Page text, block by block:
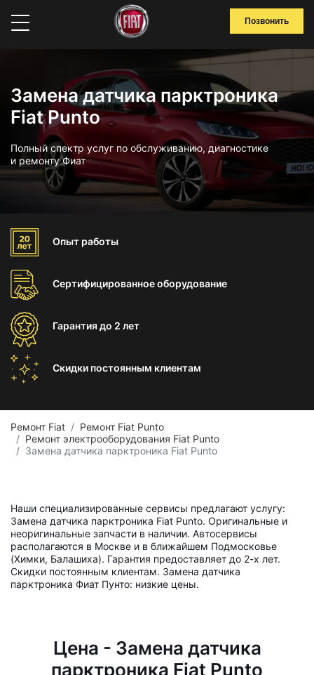
Позвонить
Замена датчика парктроника
Fiat Punto
Полный спектр услуг по обслуживанию, диагностике
и ремонту Фиат
Опыт работы
Сертифицированноеоборудование
Гарантиядо 2 лет
Скидки постоянным клиентам
Ремонт Fiat
Ремонт Fiat Punto
Ремонт электрооборудования Fiat Punto
Замена датчика парктроника Fiat Punto
Наши специализированные сервисы предлагают услугу:
Замена датчика парктроника Fiat Punto. Оригинальные и
неоригинальные запчасти в наличии. Автосервисы
располагаются в Москве и в ближайшем Подмосковье
(Химки, Балашиха). Гарантия предоставляет до 2-х лет.
Скидки постоянным клиентам. Замена датчика
парктроника Фиат Пунто: низкие цены.
Цена - Замена датчика
парктроника Fiat Punto